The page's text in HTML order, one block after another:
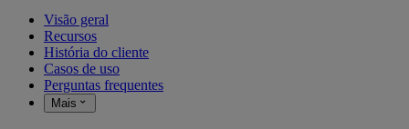
Visão geral
Recursos
História do cliente
Casos de uso
Perguntas frequentes
Mais